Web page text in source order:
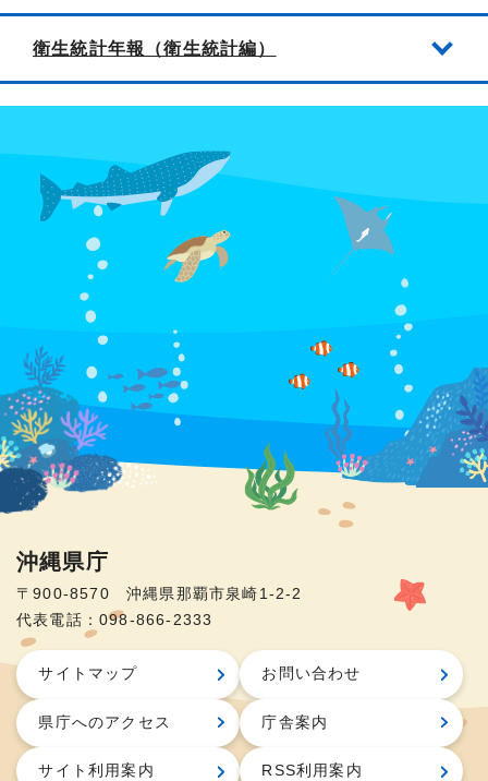
衛生統計年報（衛生統計編）
沖縄県庁
〒900-8570 沖縄県那覇市泉崎1-2-2
代表電話：098-866-2333
サイトマップ お問い合わせ
県庁へのアクセス 庁舎案内
サイト利用案内 RSS利用案内